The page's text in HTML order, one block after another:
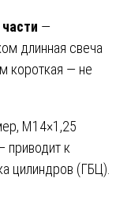
—
длинная свеча
короткая — не
M14×1,25
приводит к
цилиндров (ГБЦ).